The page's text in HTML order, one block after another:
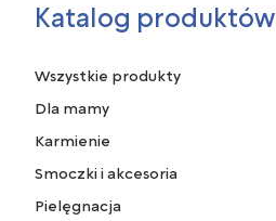
Katalog produktów
Wszystkie produkty
Dla mamy
Karmienie
Smoczki i akcesoria
Pielęgnacja